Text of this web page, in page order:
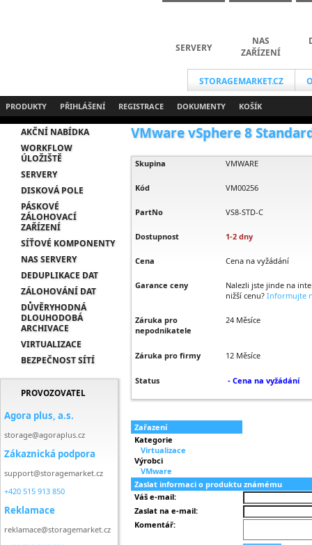
STORAGEMARKET.CZ
SERVERY
NAS
ZAŘÍZENÍ
PRODUKTY PŘIHLÁŠENÍ REGISTRACE DOKUMENTY KOŠÍK
AKČNÍ NABÍDKA
WORKFLOW
ÚLOŽIŠTĚ
SERVERY
DISKOVÁ POLE
PÁSKOVÉ
ZÁLOHOVACÍ
ZAŘÍZENÍ
SÍŤOVÉ KOMPONENTY
NAS SERVERY
DEDUPLIKACE DAT
ZÁLOHOVÁNÍ DAT
DŮVĚRYHODNÁ
DLOUHODOBÁ
ARCHIVACE
VIRTUALIZACE
BEZPEČNOST SÍTÍ
PROVOZOVATEL
Agora plus, a.s.
storage@agoraplus.cz
Zákaznická podpora
support@storagemarket.cz
+420 515 913 850
Reklamace
reklamace@storagemarket.cz
VMware vSphere 8
Skupina VMWARE
Kód VM00256
PartNo VS8-STD-C
Dostupnost 1-2 dny
Cena Cena na vyžádání
Garance ceny
Nalezli jste jinde na
nižší cenu? Informujte
Záruka pro
nepodnikatele
24 Měsíce
Záruka pro firmy 12 Měsíce
Status - Cena na vyžádání
Zařazení
Kategorie
Virtualizace
Výrobci
VMware
Zaslat informaci o produktu známému
Váš e-mail:
Zaslat na e-mail:
Komentář: